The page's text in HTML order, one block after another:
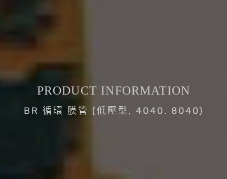
PRODUCT INFORMATION
BR 循環 膜管 (低壓型, 4040, 8040)